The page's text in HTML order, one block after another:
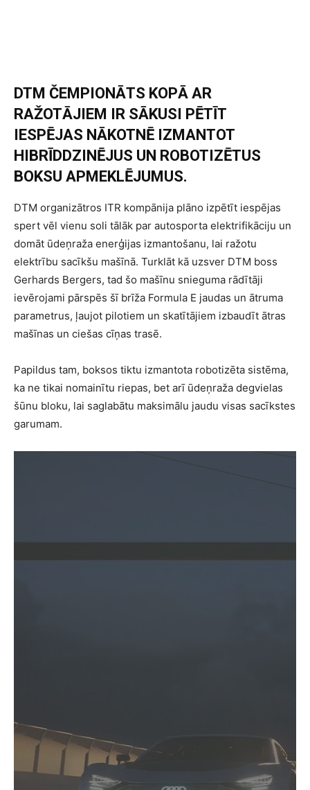
DTM ČEMPIONĀTS KOPĀ AR
RAŽOTĀJIEM IR SĀKUSI PĒTĪT
IESPĒJAS NĀKOTNĒ IZMANTOT
HIBRĪDDZINĒJUS UN ROBOTIZĒTUS
BOKSU APMEKLĒJUMUS.
DTM organizātros ITR kompānija plāno izpētīt iespējas
spert vēl vienu soli tālāk par autosporta elektrifikāciju un
domāt ūdeņraža enerģijas izmantošanu, lai ražotu
elektrību sacīkšu mašīnā. Turklāt kā uzsver DTM boss
Gerhards Bergers, tad šo mašīnu snieguma rādītāji
ievērojami pārspēs šī brīža Formula E jaudas un ātruma
parametrus, ļaujot pilotiem un skatītājiem izbaudīt ātras
mašīnas un ciešas cīņas trasē.
Papildus tam, boksos tiktu izmantota robotizēta sistēma,
ka ne tikai nomainītu riepas, bet arī ūdeņraža degvielas
šūnu bloku, lai saglabātu maksimālu jaudu visas sacīkstes
garumam.